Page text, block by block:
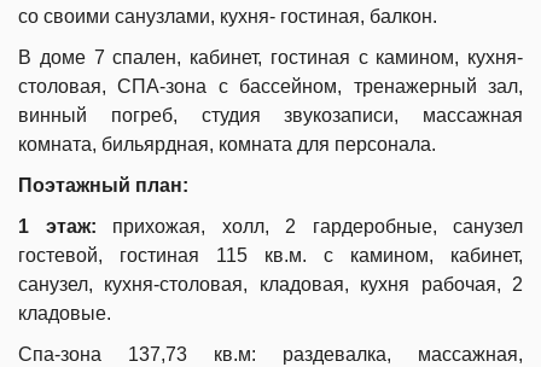
со своими санузлами, кухня- гостиная, балкон.
В доме 7 спален, кабинет, гостиная с камином, кухня-
столовая, СПА-зона с бассейном, тренажерный зал,
винный погреб, студия звукозаписи, массажная
комната, бильярдная, комната для персонала.
Поэтажный план:
1 этаж: прихожая, холл, 2 гардеробные, санузел
гостевой, гостиная 115 кв.м. с камином, кабинет,
санузел, кухня-столовая, кладовая, кухня рабочая, 2
кладовые.
Спа-зона 137,73 кв.м: раздевалка, массажная,